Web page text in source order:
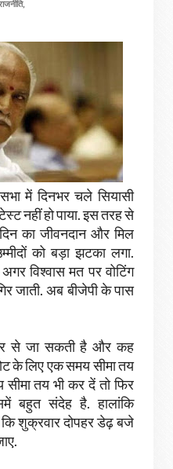
में दिनभर चले सियासी
नहीं हो पाया. इस तरह से
का जीवनदान और मिल
को बड़ा झटका लगा.
विश्वास मत पर वोटिंग
जाती. अब बीजेपी के पास
से जा सकती है और कह
के लिए एक समय सीमा तय
तय भी कर दें तो फिर
बहुत संदेह है. हालांकि
शुक्रवार दोपहर डेढ़ बजे